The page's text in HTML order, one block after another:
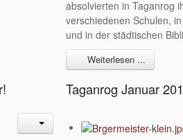
absolvierten in Taganrog
verschiedenen Schulen,
und in der städtischen
Weiterlesen ...
Taganrog Januar